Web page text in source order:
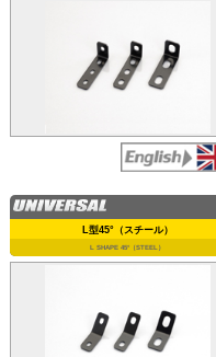
L型45°（スチール）
L SHAPE 45°（STEEL）